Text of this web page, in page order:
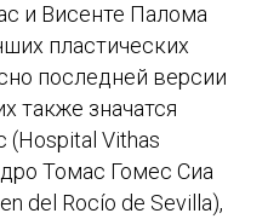
и Висенте Палома
пластических
последней версии
также значатся
(Hospital Vithas
Томас Гомес Сиа
del Rocío de Sevilla),